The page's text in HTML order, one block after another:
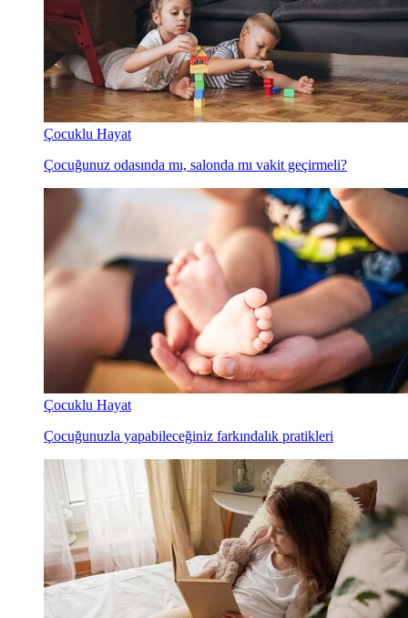
Çocuklu Hayat
Çocuğunuz odasında mı, salonda mı vakit geçirmeli?
Çocuklu Hayat
Çocuğunuzla yapabileceğiniz farkındalık pratikleri